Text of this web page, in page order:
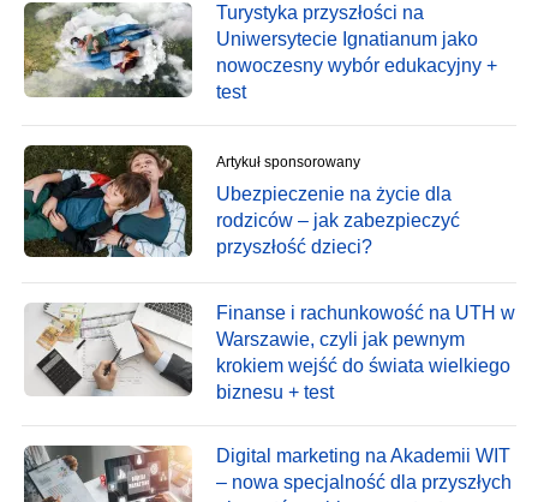
Turystyka przyszłości na
Uniwersytecie Ignatianum jako
nowoczesny wybór edukacyjny +
test
Artykuł sponsorowany
Ubezpieczenie na życie dla
rodziców – jak zabezpieczyć
przyszłość dzieci?
Finanse i rachunkowość na UTH w
Warszawie, czyli jak pewnym
krokiem wejść do świata wielkiego
biznesu + test
Digital marketing na Akademii WIT
– nowa specjalność dla przyszłych